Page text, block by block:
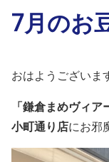
7月のお
おはようござい
「鎌倉まめヴィア
小町通り店にお邪